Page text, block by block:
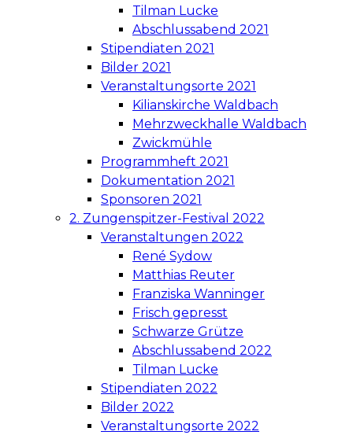
Tilman Lucke
Abschlussabend 2021
Stipendiaten 2021
Bilder 2021
Veranstaltungsorte 2021
Kilianskirche Waldbach
Mehrzweckhalle Waldbach
Zwickmühle
Programmheft 2021
Dokumentation 2021
Sponsoren 2021
2. Zungenspitzer-Festival 2022
Veranstaltungen 2022
René Sydow
Matthias Reuter
Franziska Wanninger
Frisch gepresst
Schwarze Grütze
Abschlussabend 2022
Tilman Lucke
Stipendiaten 2022
Bilder 2022
Veranstaltungsorte 2022